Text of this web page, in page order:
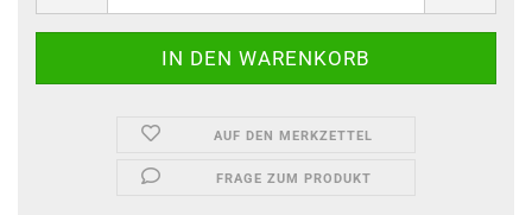
AUF DEN MERKZETTEL
FRAGE ZUM PRODUKT